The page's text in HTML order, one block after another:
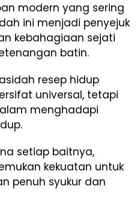
modern yang sering
ini menjadi penyejuk
kebahagiaan sejati
batin.
resep hidup
universal, tetapi
menghadapi
setiap baitnya,
kekuatan untuk
penuh syukur dan